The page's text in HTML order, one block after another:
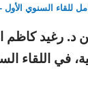
للقاء السنوي
رغيد كاظم
في اللقاء